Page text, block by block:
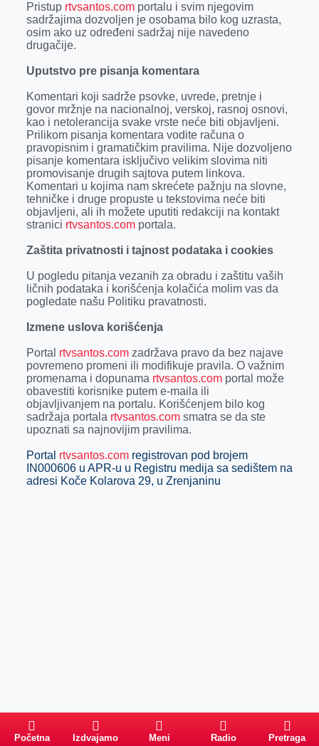
Pristup rtvsantos.comportalu i svim njegovim
sadržajima dozvoljen je osobama bilo kog uzrasta,
osim ako uz određeni sadržaj nije navedeno
drugačije.
Uputstvo pre pisanja komentara
Komentari koji sadrže psovke, uvrede, pretnje i
govor mržnje na nacionalnoj, verskoj, rasnoj osnovi,
kao i netolerancija svake vrste neće biti objavljeni.
Prilikom pisanja komentara vodite računa o
pravopisnim i gramatičkim pravilima. Nije dozvoljeno
pisanje komentara isključivo velikim slovima niti
promovisanje drugih sajtova putem linkova.
Komentari u kojima nam skrećete pažnju na slovne,
tehničke i druge propuste u tekstovima neće biti
objavljeni, ali ih možete uputiti redakciji na kontakt
stranici rtvsantos.comportala.
Zaštita privatnosti i tajnost podataka i cookies
U pogledu pitanja vezanih za obradu i zaštitu vaših
ličnih podataka i korišćenja kolačića molim vas da
pogledate našu Politiku pravatnosti.
Izmene uslova korišćenja
Portal rtvsantos.comzadržava pravo da bez najave
povremeno promeni ili modifikuje pravila. O važnim
promenama i dopunama rtvsantos.comportal može
obavestiti korisnike putem e-maila ili
objavljivanjem na portalu. Korišćenjem bilo kog
sadržaja portala rtvsantos.comsmatra se da ste
upoznati sa najnovijim pravilima.
Portal rtvsantos.comregistrovan pod brojem
IN000606 u APR-u u Registru medija sa sedištem na
adresi Koče Kolarova 29, u Zrenjaninu
Početna Izdvajamo Meni Radio Pretraga